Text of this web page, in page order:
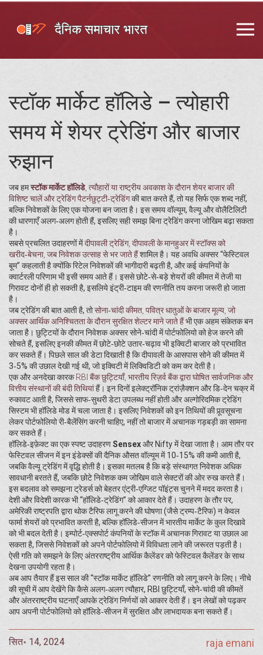
स्टॉक मार्केट हॉलिडे – त्योहारी
समय में शेयर ट्रेडिंग और बाजार
रुझान
जब हमस्टॉक मार्केट हॉलिडे, त्यौहारों या राष्ट्रीय अवकाश के दौरान शेयर बाजार की
विशिष्ट चालें और ट्रेडिंग पैटर्नछुट्टी‑ट्रेडिंगकी बात करते हैं, तो यह सिर्फ एक शब्द नहीं,
बल्कि निवेशकों के लिए एक योजना बन जाता है। इस समय वॉल्यूम, वैल्यू और वोलैटिलिटी
की धारणाएँ अलग‑अलग होती हैं, इसलिए सही समझ बिना ट्रेडिंग करना जोखिम बढ़ा सकता
है।
सबसे प्रचलित उदाहरणों मेंदीपावली ट्रेडिंग, दीपावली के मानहुअर में स्टॉक्स को
खरीद‑बेचना, जब निवेशक उत्साह से भर जाते हैंशामिल है। यह अवधि अक्सर “फेस्टिवल
बूम” कहलाती है क्योंकि रिटेल निवेशकों की भागीदारी बढ़ती है, और कई कंपनियों के
क्वार्टरली परिणाम भी इसी समय आते हैं। इससे छोटे‑से‑बड़े शेयरों की कीमत में तेजी या
गिरावट दोनों ही हो सकती है, इसलिये इंट्री‑टाइम की रणनीति तय करना जरूरी हो जाता
है।
जब ट्रेडिंग की बात आती है, तोसोना‑चांदी कीमत पवित्र धातुओं के बाजार मूल्य, जो
अक्सर आर्थिक अनिश्चितता के दौरान सुरक्षित शेल्टर माने जाते हैंभी एक अहम संकेतक बन
जाता है। छुट्टियों के दौरान निवेशक अक्सर सोने‑चांदी में पोर्टफोलियो को हेज करने की
सोचते हैं, इसलिए इनकी कीमत में छोटे‑छोटे उतार‑चढ़ाव भी इक्विटी बाजार को प्रभावित
कर सकते हैं। पिछले साल की डेटा दिखाती है कि दीपावली के आसपास सोने की कीमत में
3‑5% की उछाल देखी गई थी, जो इक्विटी में लिक्विडिटी को कम कर देती है।
एक और अनदेखा कारकRBI बैंक छुट्टियाँ, भारतीय रिज़र्व बैंक द्वारा घोषित सार्वजनिक और
वित्तीय संस्थानों की बंदी तिथियांहैं। इन दिनों इलेक्ट्रॉनिक ट्रांज़ैक्शन और डि‑देन चक्र में
रुकावट आती है, जिससे साफ‑सुथरी डेटा उपलब्ध नहीं होती और अल्गोरिदमिक ट्रेडिंग
सिस्टम भी हॉलिडे मोड में चला जाता है। इसलिए निवेशकों को इन तिथियों की पूर्‍वसूचना
लेकर पोर्टफोलियो री‑बैलेंसिंग करनी चाहिए, नहीं तो बाजार में अचानक गड़बड़ी का सामना
कर सकते हैं।
हॉलिडे‑इफ़ेक्ट का एक स्पष्ट उदाहरणSensexऔर Nifty में देखा जाता है। आम तौर पर
फेस्टिवल सीजन में इन इंडेक्सों की दैनिक औसत वॉल्यूम में 10‑15% की कमी आती है,
जबकि वैल्यू ट्रेडिंग में वृद्धि होती है। इसका मतलब है कि बड़े संस्थागत निवेशक अधिक
सावधानी बरतते हैं, जबकि छोटे निवेशक कम जोखिम वाले सेक्टरों की ओर रुख करते हैं।
इस बदलाव को समझना ट्रेडर्स को बेहतर एंट्री‑एग्जिट पॉइंट्स चुनने में मदद करता है।
देशी और विदेशी कारक भी “हॉलिडे‑ट्रेडिंग” को आकार देते हैं। उदाहरण के तौर पर,
अमेरिकी राष्ट्रपति द्वारा थोक टैरिफ लागू करने की घोषणा (जैसे ट्रम्प‑टैरिफ) न केवल
फार्मा शेयरों को प्रभावित करती है, बल्कि हॉलिडे‑सीजन में भारतीय मार्केट के कुल दिखावे
को भी बदल देती है। इम्पोर्ट‑एक्सपोर्ट कंपनियों के स्टॉक में अचानक गिरावट या उछाल आ
सकता है, जिससे निवेशकों को अपने पोर्टफोलियो में विविधता लाने की जरूरत पड़ती है।
ऐसी गति को समझने के लिए अंतरराष्ट्रीय आर्थिक कैलेंडर को फेस्टिवल कैलेंडर के साथ
देखना उपयोगी रहता है।
अब आप तैयार हैं इस साल की “स्टॉक मार्केट हॉलिडे” रणनीति को लागू करने के लिए। नीचे
की सूची में आप देखेंगे कि कैसे अलग‑अलग त्यौहार, RBI छुट्टियाँ, सोने‑चांदी की कीमतें
और अंतरराष्ट्रीय घटनाएँ आपके ट्रेडिंग निर्णयों को आकार देती हैं। इन लेखों को पढ़कर
आप अपनी पोर्टफोलियो को हॉलिडे‑सीजन में सुरक्षित और लाभदायक बना सकते हैं।
सित॰ 14, 2024 raja emani